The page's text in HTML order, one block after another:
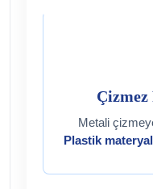
Metali
Plastik